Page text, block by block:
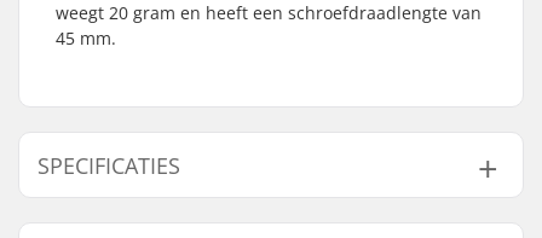
weegt 20 gram en heeft een schroefdraadlengte van
45 mm.
SPECIFICATIES
Compression type:
ICS-10